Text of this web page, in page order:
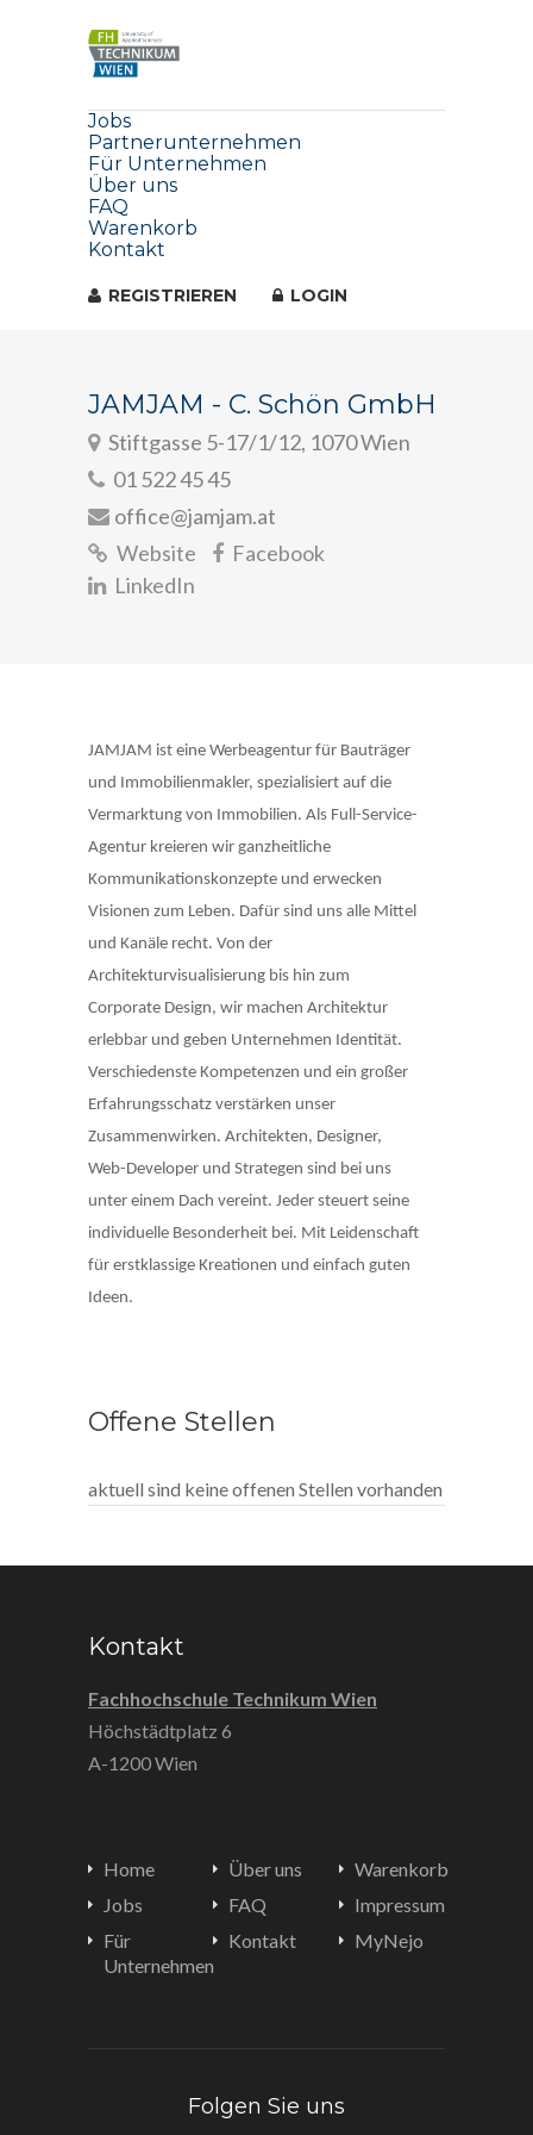
Jobs
Partnerunternehmen
Für Unternehmen
Über uns
FAQ
Warenkorb
Kontakt
REGISTRIEREN LOGIN
JAMJAM - C. Schön GmbH
Stiftgasse 5-17/1/12, 1070 Wien
01 522 45 45
office@jamjam.at
Website
Facebook
LinkedIn
JAMJAM ist eine Werbeagentur für Bauträger
und Immobilienmakler, spezialisiert auf die
Vermarktung von Immobilien. Als Full-Service-
Agentur kreieren wir ganzheitliche
Kommunikationskonzepte und erwecken
Visionen zum Leben. Dafür sind uns alle Mittel
und Kanäle recht. Von der
Architekturvisualisierung bis hin zum
Corporate Design, wir machen Architektur
erlebbar und geben Unternehmen Identität.
Verschiedenste Kompetenzen und ein großer
Erfahrungsschatz verstärken unser
Zusammenwirken. Architekten, Designer,
Web-Developer und Strategen sind bei uns
unter einem Dach vereint. Jeder steuert seine
individuelle Besonderheit bei. Mit Leidenschaft
für erstklassige Kreationen und einfach guten
Ideen.
Offene Stellen
aktuell sind keine offenen Stellen vorhanden
Kontakt
Fachhochschule Technikum Wien
Höchstädtplatz 6
A-1200 Wien
Home
Jobs
Für
Unternehmen
Über uns
FAQ
Kontakt
Warenkorb
Impressum
MyNejo
Folgen Sie uns